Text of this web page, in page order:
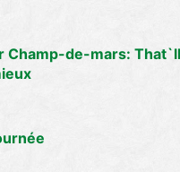
Champ-de-mars: